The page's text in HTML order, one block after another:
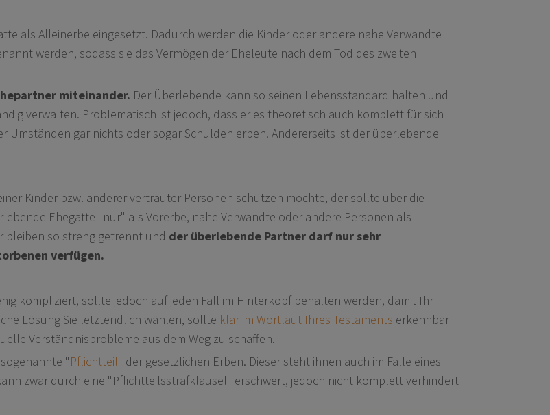
als Alleinerbe eingesetzt. Dadurch werden die Kinder oder andere nahe Verwandte
werden, sodass sie das Vermögen der Eheleute nach dem Tod des zweiten
miteinander. Der Überlebende kann so seinen Lebensstandard halten und
verwalten. Problematisch ist jedoch, dass er es theoretisch auch komplett für sich
gar nichts oder sogar Schulden erben. Andererseits ist der überlebende
Kinder bzw. anderer vertrauter Personen schützen möchte, der sollte über die
Ehegatte "nur" als Vorerbe, nahe Verwandte oder andere Personen als
bleiben so streng getrennt und der überlebende Partner darf nur sehr
verfügen.
kompliziert, sollte jedoch auf jeden Fall im Hinterkopf behalten werden, damit Ihr
Lösung Sie letztendlich wählen, sollte klar im Wortlaut Ihres Testaments erkennbar
Verständnisprobleme aus dem Weg zu schaffen.
"Pflichtteil" der gesetzlichen Erben. Dieser steht ihnen auch im Falle eines
zwar durch eine "Pflichtteilsstrafklausel" erschwert, jedoch nicht komplett verhindert